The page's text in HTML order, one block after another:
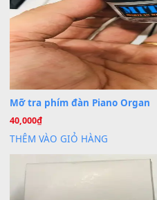
Cho xin sheet nhạc organ
BÀI MỚI VIẾT
Th7
Dịch vụ cho thuê âm
20
Th7
Cài đặt dữ liệu cho đàn
07
Th7
Dịch Vụ Cài Đặt
26
Th6
Khóa Học Hướng
Chuyên Sâu TPHCM |